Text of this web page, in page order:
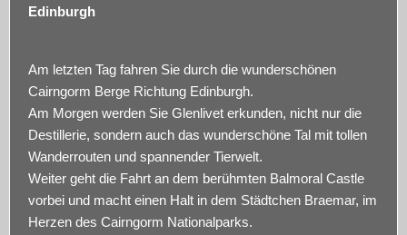
Edinburgh
Am letzten Tag fahren Sie durch die wunderschönen
Cairngorm Berge Richtung Edinburgh.
Am Morgen werden Sie Glenlivet erkunden, nicht nur die
Destillerie, sondern auch das wunderschöne Tal mit tollen
Wanderrouten und spannender Tierwelt.
Weiter geht die Fahrt an dem berühmten Balmoral Castle
vorbei und macht einen Halt in dem Städtchen Braemar, im
Herzen des Cairngorm Nationalparks.